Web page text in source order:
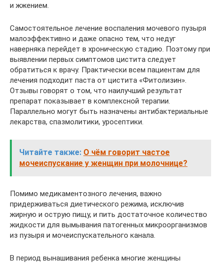
и жжением.
Самостоятельное лечение воспаления мочевого пузыря
малоэффективно и даже опасно тем, что недуг
наверняка перейдет в хроническую стадию. Поэтому при
выявлении первых симптомов цистита следует
обратиться к врачу. Практически всем пациентам для
лечения подходит паста от цистита «Фитолизин».
Отзывы говорят о том, что наилучший результат
препарат показывает в комплексной терапии.
Параллельно могут быть назначены антибактериальные
лекарства, спазмолитики, уросептики.
Читайте также: О чём говорит частое
мочеиспускание у женщин при молочнице?
Помимо медикаментозного лечения, важно
придерживаться диетического режима, исключив
жирную и острую пищу, и пить достаточное количество
жидкости для вымывания патогенных микроорганизмов
из пузыря и мочеиспускательного канала.
В период вынашивания ребенка многие женщины